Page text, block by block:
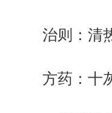
治则：清热
方药：十灰